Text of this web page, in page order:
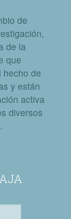
de
de la
que
hecho de
y están
activa
diversos